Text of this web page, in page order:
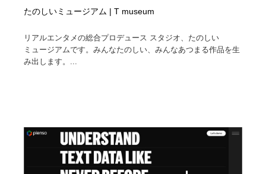
たのしいミュージアム | T museum
リアルエンタメの総合プロデュース スタジオ、たのしい
ミュージアムです。みんなたのしい、みんなあつまる作品を生
み出します。...